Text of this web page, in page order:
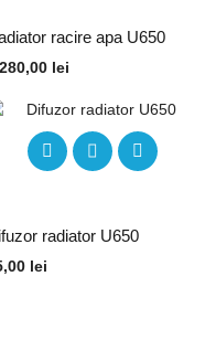
racire apa U650
lei
radiator U650
lei